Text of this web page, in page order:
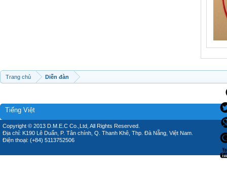
Trang chủ Diễn đàn
Tiếng Việt
Copyright © 2013 D.M.E.C Co.,Ltd, All Rights Reserved.
Địa chỉ: K190 Lê Duẩn, P. Tân chính, Q. Thanh Khê, Thp. Đà Nẵng, Việt Nam.
Điện thoại: (+84) 5113752506